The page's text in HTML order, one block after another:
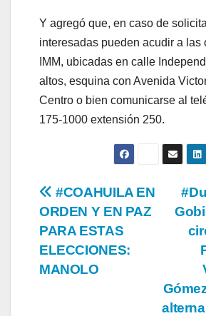
Y agregó que, en caso de
interesadas pueden acudir a las
IMM, ubicadas en calle
altos, esquina con Avenida
Centro o bien comunicarse al
175-1000 extensión 250.
Navegación
de
entradas
#COAHUILA EN
ORDEN Y EN PAZ
PARA ESTAS
ELECCIONES:
MANOLO